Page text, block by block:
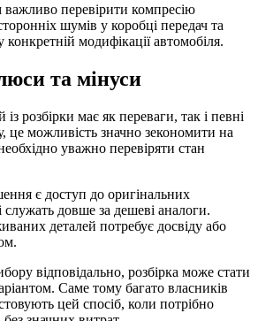
перевірити компресію
шумів у коробці передач та
конкретній модифікації автомобіля.
та мінуси
розбірки має як переваги, так і певні
це можливість значно зекономити на
уважно перевіряти стан
є доступ до оригінальних
служать довше за дешеві аналоги.
деталей потребує досвіду або
відповідально, розбірка може стати
Саме тому багато власників
цей спосіб, коли потрібно